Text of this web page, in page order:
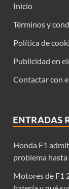
Inicio
Términos y
Política de
Publicidad en
Contactar con
ENTRADAS
Honda F1
problema
Motores de F1